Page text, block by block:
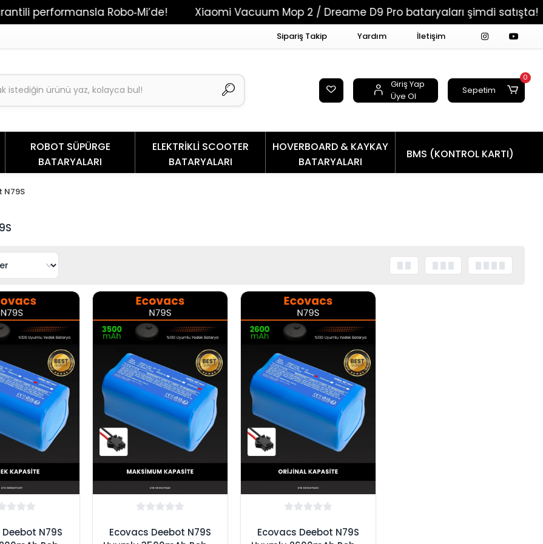
performansla Robo‑Mi’de! Xiaomi Vacuum Mop 2 / Dreame D9 Pro bataryaları şimdi satışta!
Sipariş Takip Yardım İletişim
Giriş Yap
Üye Ol
Sepetim
0
ROBOT SÜPÜRGE
BATARYALARI
ELEKTRİKLİ SCOOTER
BATARYALARI
HOVERBOARD & KAYKAY
BATARYALARI
BMS (KONTROL KARTI)
N79S
N79S
Ecovacs Deebot N79S
Ecovacs Deebot N79S